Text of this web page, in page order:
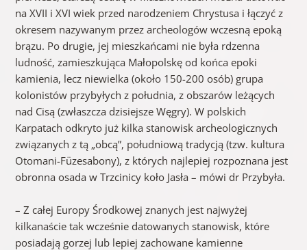
na XVII i XVI wiek przed narodzeniem Chrystusa i łączyć z
okresem nazywanym przez archeologów wczesną epoką
brązu. Po drugie, jej mieszkańcami nie była rdzenna
ludność, zamieszkująca Małopolskę od końca epoki
kamienia, lecz niewielka (około 150-200 osób) grupa
kolonistów przybyłych z południa, z obszarów leżących
nad Cisą (zwłaszcza dzisiejsze Węgry). W polskich
Karpatach odkryto już kilka stanowisk archeologicznych
związanych z tą „obcą”, południową tradycją (tzw. kultura
Otomani-Füzesabony), z których najlepiej rozpoznana jest
obronna osada w Trzcinicy koło Jasła – mówi dr Przybyła.
– Z całej Europy Środkowej znanych jest najwyżej
kilkanaście tak wcześnie datowanych stanowisk, które
posiadają gorzej lub lepiej zachowane kamienne